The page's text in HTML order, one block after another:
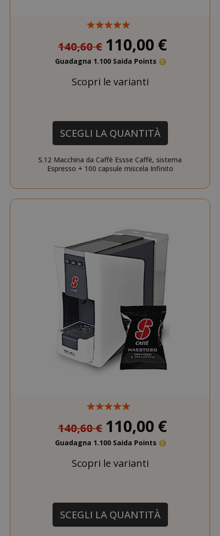
140,60 € 110,00 €
Guadagna 1.100 Saida Points
Scopri le varianti
SCEGLI LA QUANTITÀ
S.12 Macchina da Caffè Essse Caffè, sistema
Espresso + 100 capsule miscela Infinito
140,60 € 110,00 €
Guadagna 1.100 Saida Points
Scopri le varianti
SCEGLI LA QUANTITÀ